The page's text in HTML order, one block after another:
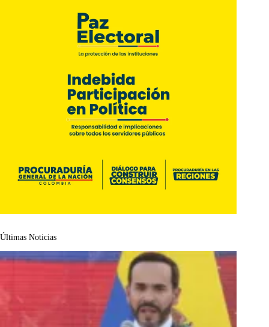
Últimas Noticias